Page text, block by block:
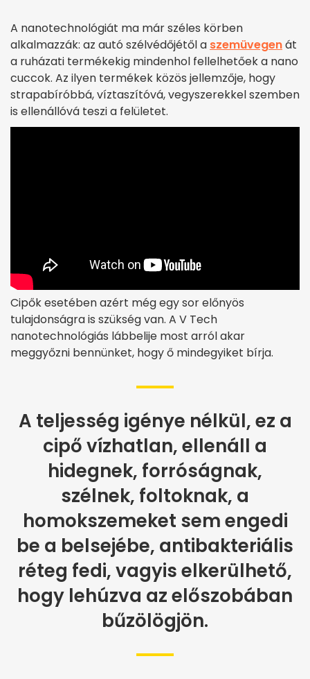
A nanotechnológiát ma már széles körben
alkalmazzák: az autó szélvédőjétől a szemüvegenát
a ruházati termékekig mindenhol fellelhetőek a nano
cuccok. Az ilyen termékek közös jellemzője, hogy
strapabíróbbá, víztaszítóvá, vegyszerekkel szemben
is ellenállóvá teszi a felületet.
Cipők esetében azért még egy sor előnyös
tulajdonságra is szükség van. A V Tech
nanotechnológiás lábbelije most arról akar
meggyőzni bennünket, hogy ő mindegyiket bírja.
A teljesség igénye nélkül, ez a
cipő vízhatlan, ellenáll a
hidegnek, forróságnak,
szélnek, foltoknak, a
homokszemeket sem engedi
be a belsejébe, antibakteriális
réteg fedi, vagyis elkerülhető,
hogy lehúzva az előszobában
bűzölögjön.